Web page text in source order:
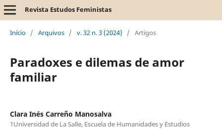
Revista Estudos Feministas
Início / Arquivos / v. 32 n. 3 (2024) / Artigos
Paradoxes e dilemas de amor
familiar
Clara Inés Carreño Manosalva
1Universidad de La Salle, Escuela de Humanidades y Estudios